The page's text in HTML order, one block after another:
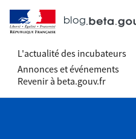
blog
L'actualité des incubateurs
Annonces et événements
Revenir à beta.gouv.fr